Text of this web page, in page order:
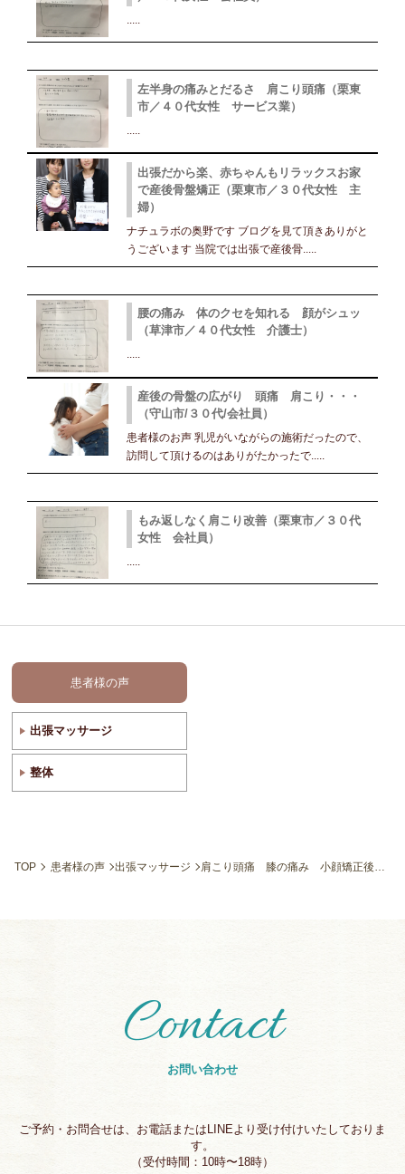
左半身の痛みとだるさ 肩こり頭痛（栗東
市／４０代女性 サービス業）
出張だから楽、赤ちゃんもリラックスお家
で産後骨盤矯正（栗東市／３０代女性 主
婦）
ナチュラボの奥野です ブログを見て頂きありがと
うございます 当院では出張で産後骨.....
腰の痛み 体のクセを知れる 顔がシュッ
（草津市／４０代女性 介護士）
.....
産後の骨盤の広がり 頭痛 肩こり・・・
（守山市/３０代/会社員）
患者様のお声 乳児がいながらの施術だったので、
訪問して頂けるのはありがたかったで.....
もみ返しなく肩こり改善（栗東市／３０代
女性 会社員）
.....
患者様の声
出張マッサージ
整体
TOP 患者様の声 出張マッサージ 肩こり頭痛 膝の痛み 小顔矯正後の嬉しい結婚式報告 （草津市／６０代女性 会社員）
お問い合わせ
Contact
ご予約・お問合せは、お電話またはLINEより受け付けいたしておりま
す。
（受付時間：10時〜18時）